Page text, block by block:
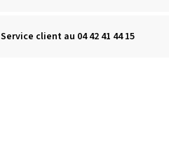
Service client au 04 42 41 44 15